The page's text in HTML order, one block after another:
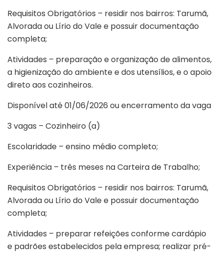
Requisitos Obrigatórios – residir nos bairros: Tarumã,
Alvorada ou Lírio do Vale e possuir documentação
completa;
Atividades – preparação e organização de alimentos,
a higienização do ambiente e dos utensílios, e o apoio
direto aos cozinheiros.
Disponível até 01/06/2026 ou encerramento da vaga
3 vagas – Cozinheiro (a)
Escolaridade – ensino médio completo;
Experiência – três meses na Carteira de Trabalho;
Requisitos Obrigatórios – residir nos bairros: Tarumã,
Alvorada ou Lírio do Vale e possuir documentação
completa;
Atividades – preparar refeições conforme cardápio
e padrões estabelecidos pela empresa; realizar pré-